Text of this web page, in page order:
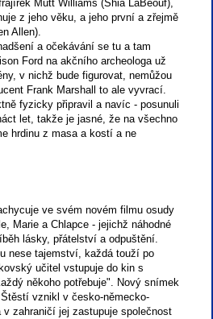
Mutt Williams (Shia LaBeouf),
z jeho věku, a jeho první a zřejmě
Allen).
a očekávání se tu a tam
Ford na akčního archeologa už
v nichž bude figurovat, nemůžou
Frank Marshall to ale vyvrací.
fyzicky připravil a navíc - posunuli
let, takže je jasné, že na všechno
hrdinu z masa a kostí a ne
ve svém novém filmu osudy
Marie a Chlapce - jejichž náhodné
lásky, přátelství a odpuštění.
nese tajemství, každá touží po
učitel vstupuje do kin s
někoho potřebuje". Nový snímek
vznikl v česko-německo-
zahraničí jej zastupuje společnost